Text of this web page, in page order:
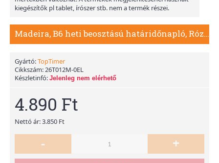
kiegészítők pl tablet, írószer stb. nem a termék részei.
Madeira, B6 heti beosztású határidőnapló, Rózsa-Lila
Gyártó:TopTimer
Cikkszám:26T012M-0EL
Készletinfó: Jelenleg nem elérhető
4.890 Ft
Nettó ár: 3.850 Ft
- +